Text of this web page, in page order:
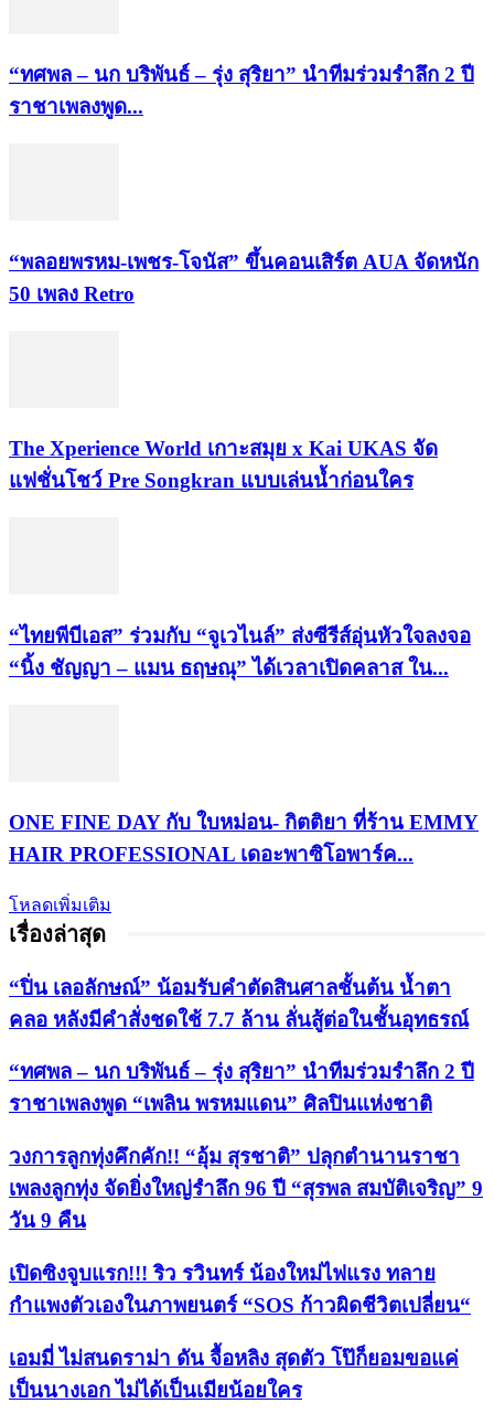
“ทศพล – นก บริพันธ์ – รุ่ง สุริยา” นำทีมร่วมรำลึก 2 ปี
ราชาเพลงพูด...
“พลอยพรหม-เพชร-โจนัส” ขึ้นคอนเสิร์ต AUA จัดหนัก
50 เพลง Retro
​The Xperience World เกาะสมุย x Kai UKAS จัด
แฟชั่นโชว์ Pre Songkran แบบเล่นน้ำก่อนใคร
“ไทยพีบีเอส” ร่วมกับ “จูเวไนล์” ส่งซีรีส์อุ่นหัวใจลงจอ
“นิ้ง ชัญญา – แมน ธฤษณุ” ได้เวลาเปิดคลาส ใน...
ONE FINE DAY กับ ใบหม่อน- กิตติยา ที่ร้าน EMMY
HAIR PROFESSIONAL เดอะพาซิโอพาร์ค...
โหลดเพิ่มเติม
เรื่องล่าสุด
“ปิ่น เลอลักษณ์” น้อมรับคำตัดสินศาลชั้นต้น น้ำตา
คลอ หลังมีคำสั่งชดใช้ 7.7 ล้าน ลั่นสู้ต่อในชั้นอุทธรณ์
“ทศพล – นก บริพันธ์ – รุ่ง สุริยา” นำทีมร่วมรำลึก 2 ปี
ราชาเพลงพูด “เพลิน พรหมแดน” ศิลปินแห่งชาติ
วงการลูกทุ่งคึกคัก!! “อุ้ม สุรชาติ” ปลุกตำนานราชา
เพลงลูกทุ่ง จัดยิ่งใหญ่รำลึก 96 ปี “สุรพล สมบัติเจริญ” 9
วัน 9 คืน
เปิดซิงจูบแรก!!! ริว รวินทร์ น้องใหม่ไฟแรง ทลาย
กำแพงตัวเองในภาพยนตร์ “SOS ก้าวผิดชีวิตเปลี่ยน“
เอมมี่ ไม่สนดราม่า ดัน จื้อหลิง สุดตัว โป๊ก็ยอมขอแค่
เป็นนางเอก ไม่ได้เป็นเมียน้อยใคร